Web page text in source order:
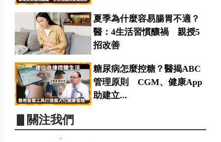
夏季為什麼容易腸胃不適？
醫：4生活習慣釀禍 親授5
招改善
糖尿病怎麼控糖？醫揭ABC
管理原則 CGM、健康App
助建立...
▋關注我們